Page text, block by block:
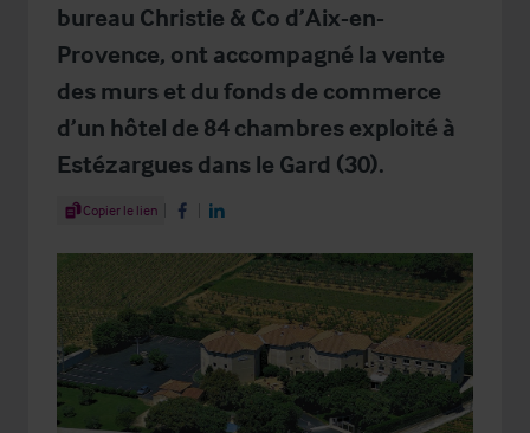
bureau Christie & Co d’Aix-en-
Provence, ont accompagné la vente
des murs et du fonds de commerce
d’un hôtel de 84 chambres exploité à
Estézargues dans le Gard (30).
Share Article
Copier le lien Share on Facebook
Share on LinkedIn